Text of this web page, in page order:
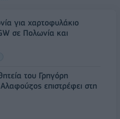
για χαρτοφυλάκιο
σε Πολωνία και
του Γρηγόρη
επιστρέφει στη